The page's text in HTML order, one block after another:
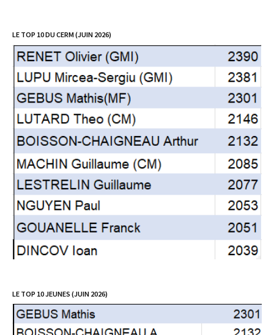
LE TOP 10 DU CERM (JUIN 2026)
LE TOP 10 JEUNES (JUIN 2026)